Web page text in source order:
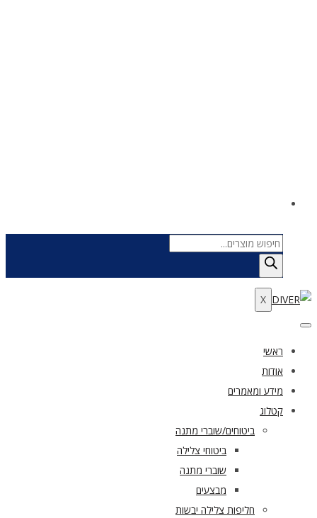
Products
search
X
ראשי
אודות
מידע ומאמרים
קטלוג
ביטוחים/שוברי מתנה
ביטוחי צלילה
שוברי מתנה
מבצעים
חליפות צלילה יבשות